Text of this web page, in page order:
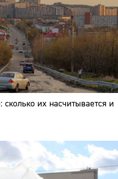
их насчитывается и